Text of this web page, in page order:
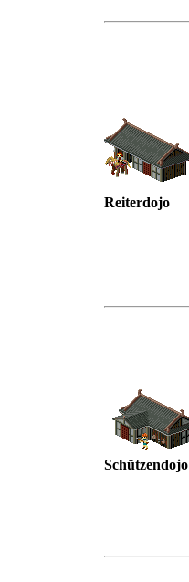
Reiterdojo
Schützendojo